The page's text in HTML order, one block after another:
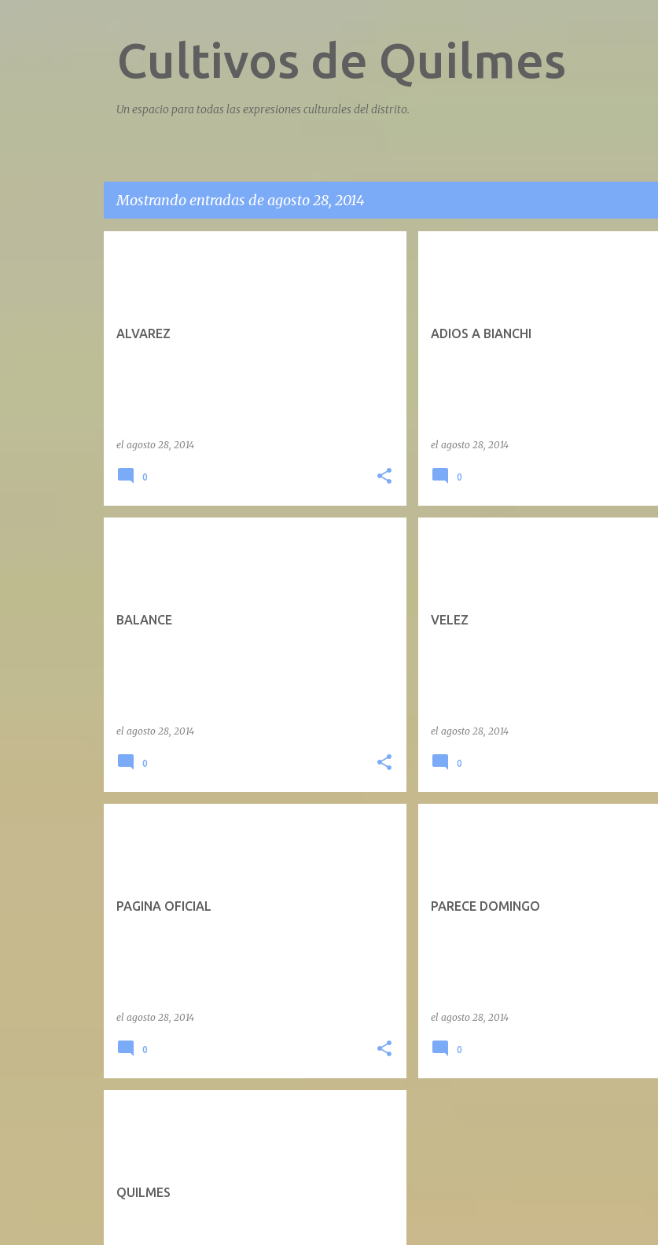
Cultivos de Quilmes
Un espacio para todas las expresiones culturales del distrito.
Mostrando entradas de agosto 28, 2014
ALVAREZ
el agosto 28, 2014
0
ADIOS A BIANCHI
el agosto 28, 2014
0
BALANCE
el agosto 28, 2014
0
VELEZ
el agosto 28, 2014
0
PAGINA OFICIAL
el agosto 28, 2014
0
PARECE DOMINGO
el agosto 28, 2014
0
QUILMES